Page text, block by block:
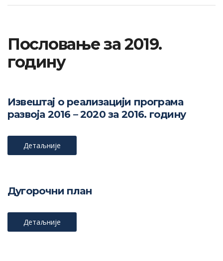
Пословање за 2019.
годину
Извештај о реализацији програма
развоја 2016 – 2020 за 2016. годину
Детаљније
Дугорочни план
Детаљније